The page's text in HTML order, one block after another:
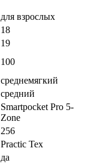
для взрослых
18
19
100
среднемягкий
средний
Smartpocket Pro 5-
Zone
256
Practic Tex
да